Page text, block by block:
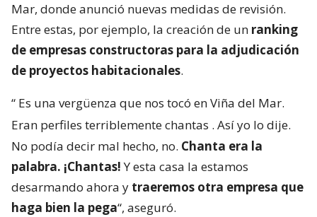
Mar, donde anunció nuevas medidas de revisión.
Entre estas, por ejemplo, la creación de un ranking
de empresas constructoras para la adjudicación
de proyectos habitacionales.
“ Es una vergüenza que nos tocó en Viña del Mar.
Eran perfiles terriblemente chantas . Así yo lo dije.
No podía decir mal hecho, no. Chanta era la
palabra. ¡Chantas!Y esta casa la estamos
desarmando ahora y traeremos otra empresa que
haga bien la pega“, aseguró.